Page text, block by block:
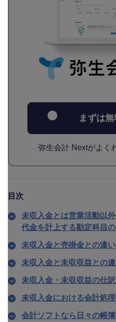
まずは
弥生会計 Nextがよく
目次
未収入金とは営業活動以
代金を計上する勘定科目の
未収入金と売掛金との違い
未収入金と未収収益との
未収入金・未収収益の仕
未収入金における会計処
会計ソフトなら日々の帳